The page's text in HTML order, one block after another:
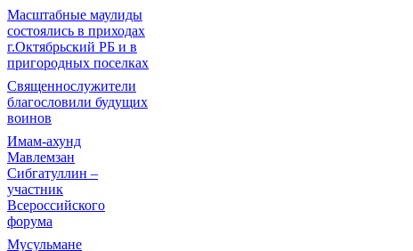
Масштабные маулиды
состоялись в приходах
г.Октябрьский РБ и в
пригородных поселках
Священнослужители
благословили будущих
воинов
Имам-ахунд
Мавлемзан
Сибгатуллин –
участник
Всероссийского
форума
Мусульмане